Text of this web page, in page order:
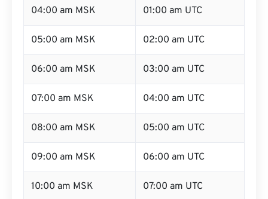
04:00 am MSK 01:00 am UTC
05:00 am MSK 02:00 am UTC
06:00 am MSK 03:00 am UTC
07:00 am MSK 04:00 am UTC
08:00 am MSK 05:00 am UTC
09:00 am MSK 06:00 am UTC
10:00 am MSK 07:00 am UTC